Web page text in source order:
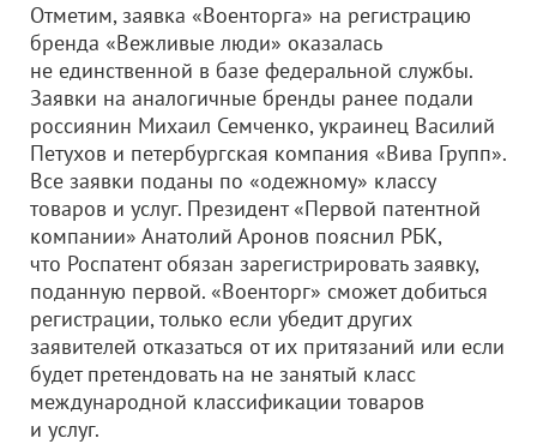
Отметим, заявка «Военторга» на регистрацию
бренда «Вежливые люди» оказалась
не единственной в базе федеральной службы.
Заявки на аналогичные бренды ранее подали
россиянин Михаил Семченко, украинец Василий
Петухов и петербургская компания «Вива Групп».
Все заявки поданы по «одежному» классу
товаров и услуг. Президент «Первой патентной
компании» Анатолий Аронов пояснил РБК,
что Роспатент обязан зарегистрировать заявку,
поданную первой. «Военторг» сможет добиться
регистрации, только если убедит других
заявителей отказаться от их притязаний или если
будет претендовать на не занятый класс
международной классификации товаров
и услуг.